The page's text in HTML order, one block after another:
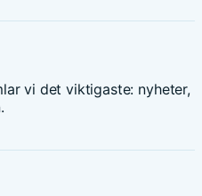
vi det viktigaste: nyheter,